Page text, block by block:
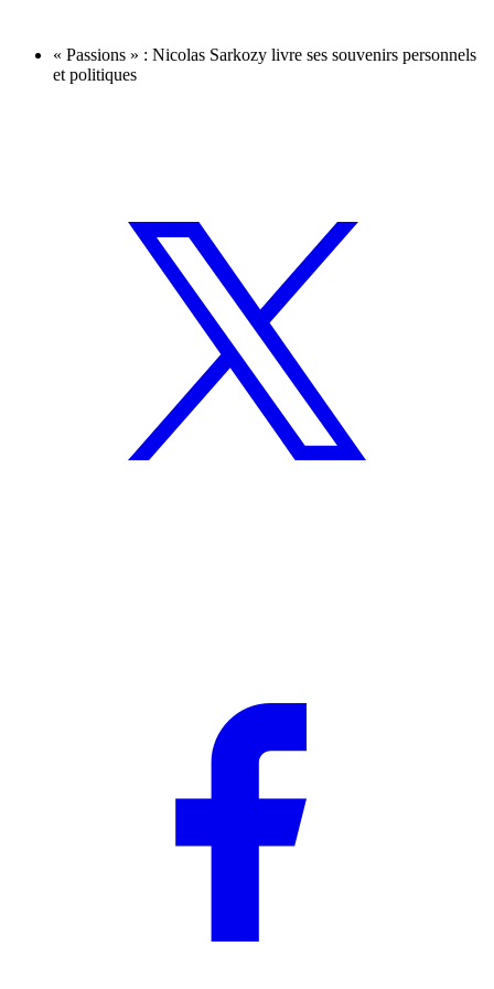
« Passions » : Nicolas Sarkozy livre ses souvenirs personnels
et politiques